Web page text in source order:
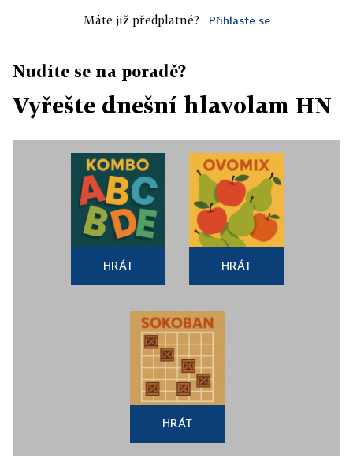
Máte již předplatné? Přihlaste se
Nudíte se na poradě?
Vyřešte dnešní hlavolam HN
HRÁT HRÁT
HRÁT